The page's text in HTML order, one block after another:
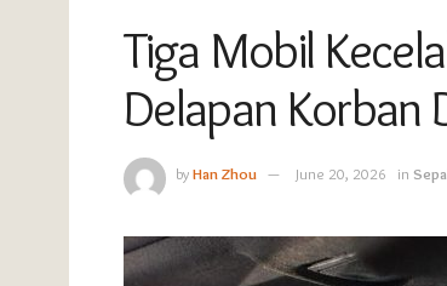
Tiga Mobil
Delapan Korban
byHan Zhou June 20, 2026 in